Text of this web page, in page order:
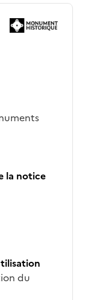
la notice
du